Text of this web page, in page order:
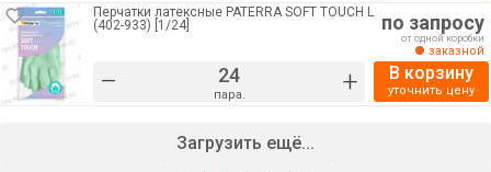
Перчатки латексные PATERRA SOFT TOUCH L
(402-933) [1/24]
– пара. +
по запросу
от одной коробки
заказной
В корзину
уточнить цену
Загрузить ещё...